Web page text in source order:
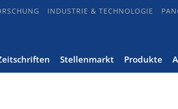
INDUSTRIE & TECHNOLOGIE
Stellenmarkt Produkte